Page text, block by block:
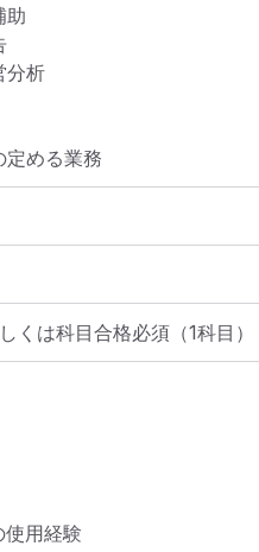
助
分析
める業務
くは科目合格必須（1科目）
用経験